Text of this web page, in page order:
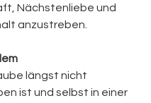
Nächstenliebe und
anzustreben.
längst nicht
ist und selbst in einer